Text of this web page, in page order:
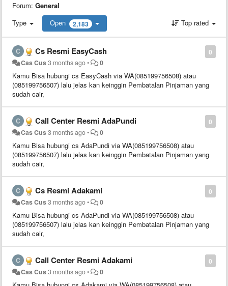
Forum: General
Type
Open 2,183 Top rated
0
Cs Resmi EasyCash
Cas Cus3 months ago• 0
Kamu Bisa hubungi cs EasyCash via WA(085199756508) atau
(085199756507) lalu jelas kan keinggin Pembatalan Pinjaman yang
sudah cair,
0
Call Center Resmi AdaPundi
Cas Cus3 months ago• 0
Kamu Bisa hubungi cs AdaPundi via WA(085199756508) atau
(085199756507) lalu jelas kan keinggin Pembatalan Pinjaman yang
sudah cair,
0
Cs Resmi Adakami
Cas Cus3 months ago• 0
Kamu Bisa hubungi cs AdaPundi via WA(085199756508) atau
(085199756507) lalu jelas kan keinggin Pembatalan Pinjaman yang
sudah cair,
0
Call Center Resmi Adakami
Cas Cus3 months ago• 0